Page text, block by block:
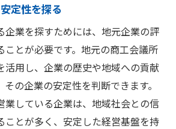
安定性を判断する基準
なら市原市の魅力的な職場環境
職場環境の特長を探る
提供する福利厚生の充実
ュニケーションスタイル
定性を探る
企業を探すためには、地元企業の評
ことが必要です。地元の商工会議所
活用し、企業の歴史や地域への貢献
の企業の安定性を判断できます。
業している企業は、地域社会との信
ことが多く、安定した経営基盤を持